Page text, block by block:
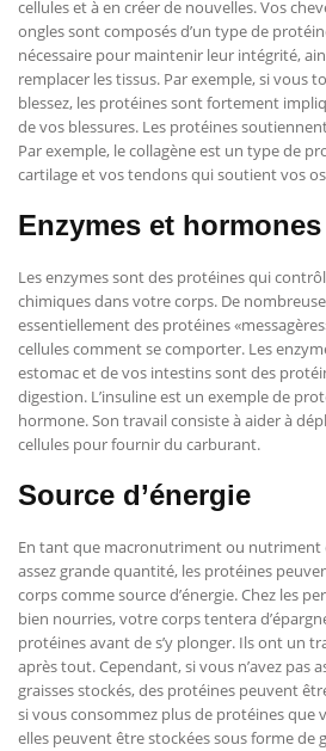
cellules et à en créer de nouvelles. Vos
ongles sont composés d’un type de
nécessaire pour maintenir leur intégrité,
remplacer les tissus. Par exemple, si vous
blessez, les protéines sont fortement
de vos blessures. Les protéines
Par exemple, le collagène est un type de
cartilage et vos tendons qui soutient vos
Enzymes et hormones
Les enzymes sont des protéines qui
chimiques dans votre corps. De
essentiellement des protéines
cellules comment se comporter. Les
estomac et de vos intestins sont des
digestion. L’insuline est un exemple de
hormone. Son travail consiste à aider à
cellules pour fournir du carburant.
Source d’énergie
En tant que macronutriment ou nutriment
assez grande quantité, les protéines
corps comme source d’énergie. Chez les
bien nourries, votre corps tentera
protéines avant de s’y plonger. Ils ont un
après tout. Cependant, si vous n’avez pas
graisses stockés, des protéines peuvent
si vous consommez plus de protéines que
elles peuvent être stockées sous forme de